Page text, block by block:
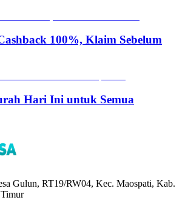
100%, Klaim Sebelum
Hari Ini untuk Semua
Gulun, RT19/RW04, Kec. Maospati, Kab.